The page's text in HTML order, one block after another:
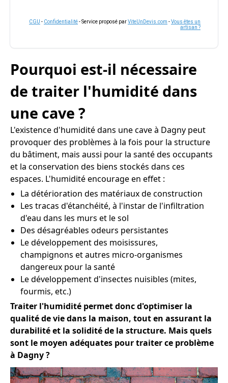
CGU - Confidentialité- Service proposé parViteUnDevis.com -Vous êtes un
artisan ?
Pourquoi est-il nécessaire
de traiter l'humidité dans
une cave ?
L'existence d'humidité dans une cave à Dagny peut
provoquer des problèmes à la fois pour la structure
du bâtiment, mais aussi pour la santé des occupants
et la conservation des biens stockés dans ces
espaces. L'humidité encourage en effet :
La détérioration des matériaux de construction
Les tracas d'étanchéité, à l'instar de l'infiltration
d'eau dans les murs et le sol
Des désagréables odeurs persistantes
Le développement des moisissures,
champignons et autres micro-organismes
dangereux pour la santé
Le développement d'insectes nuisibles (mites,
fourmis, etc.)
Traiter l'humidité permet donc d'optimiser la
qualité de vie dans la maison, tout en assurant la
durabilité et la solidité de la structure. Mais quels
sont le moyen adéquates pour traiter ce problème
à Dagny ?